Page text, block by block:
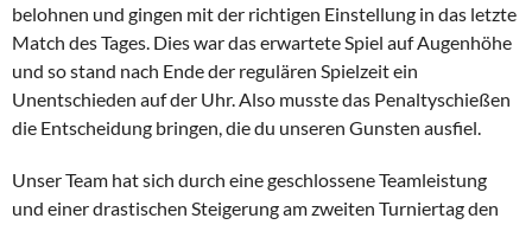
belohnen und gingen mit der richtigen Einstellung in das letzte
Match des Tages. Dies war das erwartete Spiel auf Augenhöhe
und so stand nach Ende der regulären Spielzeit ein
Unentschieden auf der Uhr. Also musste das Penaltyschießen
die Entscheidung bringen, die du unseren Gunsten ausfiel.
Unser Team hat sich durch eine geschlossene Teamleistung
und einer drastischen Steigerung am zweiten Turniertag den